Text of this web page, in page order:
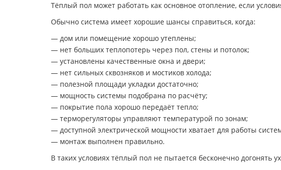
Тёплый пол может работать как основное отопление, если
Обычно система имеет хорошие шансы справиться, когда:
— дом или помещение хорошо утеплены;
— нет больших теплопотерь через пол, стены и потолок;
— установлены качественные окна и двери;
— нет сильных сквозняков и мостиков холода;
— полезной площади укладки достаточно;
— мощность системы подобрана по расчёту;
— покрытие пола хорошо передаёт тепло;
— терморегуляторы управляют температурой по зонам;
— доступной электрической мощности хватает для работы
— монтаж выполнен правильно.
В таких условиях тёплый пол не пытается бесконечно